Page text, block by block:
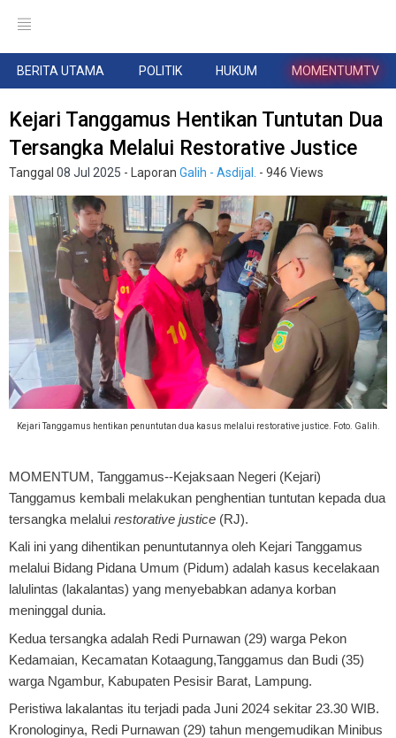
BERITA UTAMA POLITIK HUKUM MOMENTUMTV
Kejari Tanggamus Hentikan Tuntutan Dua
Tersangka Melalui Restorative Justice
Tanggal 08 Jul 2025 - Laporan Galih - Asdijal. - 946 Views
Kejari Tanggamus hentikan penuntutan dua kasus melalui restorative justice. Foto. Galih.
MOMENTUM, Tanggamus--Kejaksaan Negeri (Kejari)
Tanggamus kembali melakukan penghentian tuntutan kepada dua
tersangka melalui restorative justice (RJ).
Kali ini yang dihentikan penuntutannya oleh Kejari Tanggamus
melalui Bidang Pidana Umum (Pidum) adalah kasus kecelakaan
lalulintas (lakalantas) yang menyebabkan adanya korban
meninggal dunia.
Kedua tersangka adalah Redi Purnawan (29) warga Pekon
Kedamaian, Kecamatan Kotaagung,Tanggamus dan Budi (35)
warga Ngambur, Kabupaten Pesisir Barat, Lampung.
Peristiwa lakalantas itu terjadi pada Juni 2024 sekitar 23.30 WIB.
Kronologinya, Redi Purnawan (29) tahun mengemudikan Minibus